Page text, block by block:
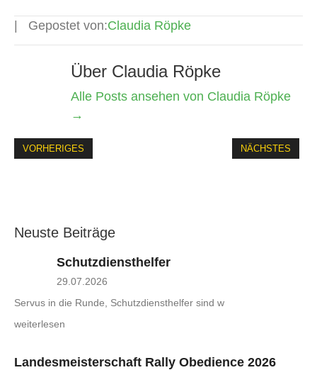
Gepostet von:Claudia Röpke
Über Claudia Röpke
Alle Posts ansehen von Claudia Röpke
→
VORHERIGES NÄCHSTES
Neuste Beiträge
Schutzdiensthelfer
29.07.2026
Servus in die Runde, Schutzdiensthelfer sind w
weiterlesen
Landesmeisterschaft Rally Obedience 2026